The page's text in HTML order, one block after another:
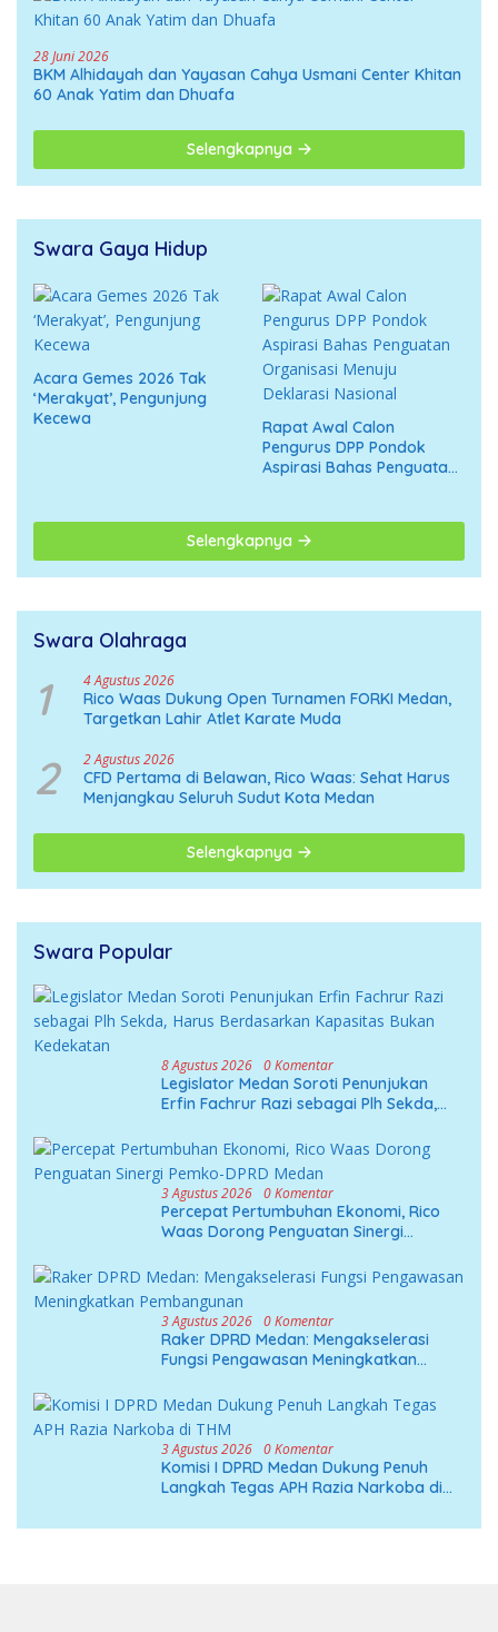
28 Juni 2026
BKM Alhidayah dan Yayasan Cahya Usmani Center Khitan
60 Anak Yatim dan Dhuafa
Selengkapnya
Swara Gaya Hidup
Acara Gemes 2026 Tak
‘Merakyat’, Pengunjung
Kecewa
Rapat Awal Calon
Pengurus DPP Pondok
Aspirasi Bahas Penguatan
Selengkapnya
Swara Olahraga
1 4 Agustus 2026
Rico Waas Dukung Open Turnamen FORKI Medan,
Targetkan Lahir Atlet Karate Muda
2 2 Agustus 2026
CFD Pertama di Belawan, Rico Waas: Sehat Harus
Menjangkau Seluruh Sudut Kota Medan
Selengkapnya
Swara Popular
8 Agustus 2026 0 Komentar
Legislator Medan Soroti Penunjukan
Erfin Fachrur Razi sebagai Plh Sekda,
Kedekatan
3 Agustus 2026 0 Komentar
Percepat Pertumbuhan Ekonomi, Rico
Waas Dorong Penguatan Sinergi
3 Agustus 2026 0 Komentar
Raker DPRD Medan: Mengakselerasi
Fungsi Pengawasan Meningkatkan
3 Agustus 2026 0 Komentar
Komisi I DPRD Medan Dukung Penuh
Langkah Tegas APH Razia Narkoba di